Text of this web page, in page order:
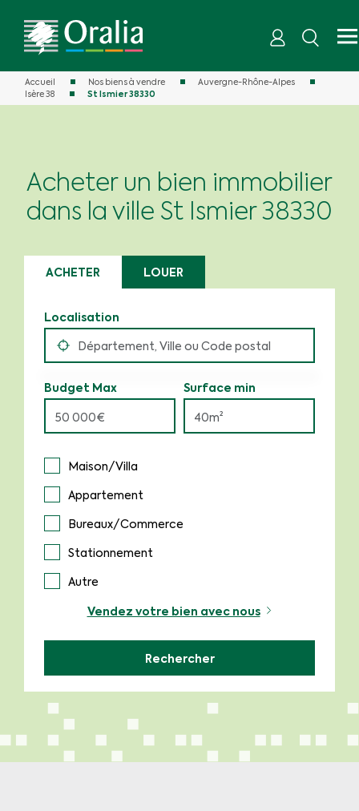
Accueil Nos biens à vendre
Auvergne-Rhône-Alpes
Isère 38
St Ismier 38330
Acheter un bien immobilier
dans la ville St Ismier 38330
ACHETER LOUER
Localisation
Budget Max Surface min
Maison/Villa
Appartement
Bureaux/Commerce
Stationnement
Autre
Vendez votre bien avec nous
Rechercher